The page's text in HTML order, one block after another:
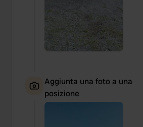
Aggiunta una foto a una
posizione